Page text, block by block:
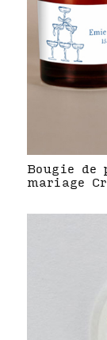
Bougie de
mariage